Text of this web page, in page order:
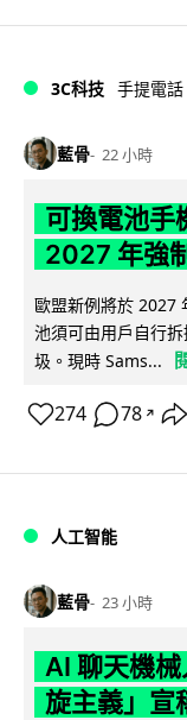
3C科技 手提電話
藍骨 22 小時
可換電池
2027 年強
歐盟新例將於 2027
池須可由用戶自行
圾。現時 Sams...
274 78 ↗
人工智能
藍骨 23 小時
AI 聊天機
旋主義」宣